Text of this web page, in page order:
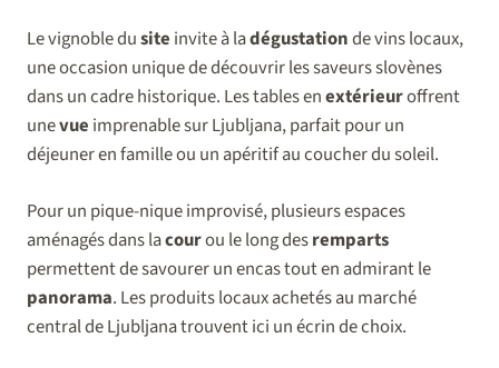
Le vignoble dusite invite à ladégustationde vins locaux,
une occasion unique de découvrir les saveurs slovènes
dans un cadre historique. Les tables enextérieuroffrent
unevue imprenable sur Ljubljana, parfait pour un
déjeuner en famille ou un apéritif au coucher du soleil.
Pour un pique-nique improvisé, plusieurs espaces
aménagés dans lacourou le long desremparts
permettent de savourer un encas tout en admirant le
panorama. Les produits locaux achetés au marché
central de Ljubljana trouvent ici un écrin de choix.